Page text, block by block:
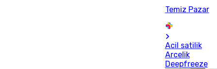
Temiz Pazar
Acil satilik
Arcelik
Deepfreeze